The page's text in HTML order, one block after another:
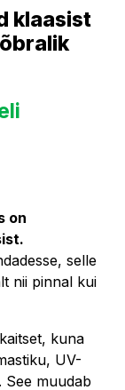
klaasist
on
selle
nii pinnal kui
kuna
UV-
See muudab